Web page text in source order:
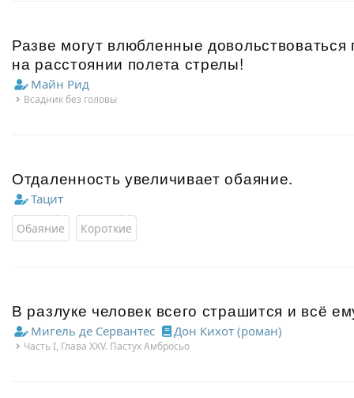
Разве могут влюбленные довольствоваться
на расстоянии полета стрелы!
Майн Рид
Всадник без головы
Отдаленность увеличивает обаяние.
Тацит
Обаяние Короткие
В разлуке человек всего страшится и всё
Мигель де Сервантес Дон Кихот (роман)
Часть I, Глава XXV. Пастух Амбросьо